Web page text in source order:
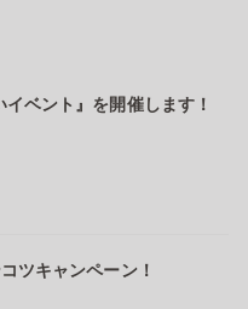
イベント』を開催します！
ツキャンペーン！